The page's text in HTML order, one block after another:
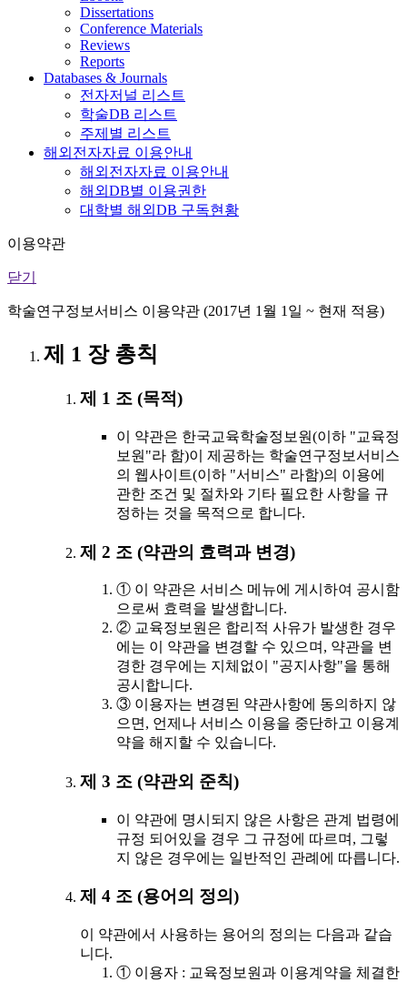
Dissertations
Conference Materials
Reviews
Reports
Databases & Journals
전자저널 리스트
학술DB 리스트
주제별 리스트
해외전자자료 이용안내
해외전자자료 이용안내
해외DB별 이용권한
대학별 해외DB 구독현황
이용약관
닫기
학술연구정보서비스 이용약관 (2017년 1월 1일 ~ 현재 적용)
제 1 장 총칙
제 1 조 (목적)
이 약관은 한국교육학술정보원(이하 "교육정
보원"라 함)이 제공하는 학술연구정보서비스
의 웹사이트(이하 "서비스" 라함)의 이용에
관한 조건 및 절차와 기타 필요한 사항을 규
정하는 것을 목적으로 합니다.
제 2 조 (약관의 효력과 변경)
① 이 약관은 서비스 메뉴에 게시하여 공시함
으로써 효력을 발생합니다.
② 교육정보원은 합리적 사유가 발생한 경우
에는 이 약관을 변경할 수 있으며, 약관을 변
경한 경우에는 지체없이 "공지사항"을 통해
공시합니다.
③ 이용자는 변경된 약관사항에 동의하지 않
으면, 언제나 서비스 이용을 중단하고 이용계
약을 해지할 수 있습니다.
제 3 조 (약관외 준칙)
이 약관에 명시되지 않은 사항은 관계 법령에
규정 되어있을 경우 그 규정에 따르며, 그렇
지 않은 경우에는 일반적인 관례에 따릅니다.
제 4 조 (용어의 정의)
이 약관에서 사용하는 용어의 정의는 다음과 같습
니다.
① 이용자 : 교육정보원과 이용계약을 체결한